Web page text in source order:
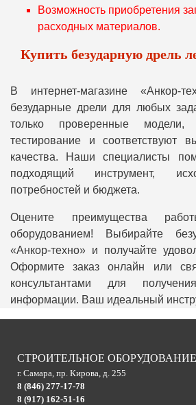
Возможность приобретения
расходных материалов.
Купить безударную дрель
В интернет-магазине «Анкор-
безударные дрели для любых
только проверенные
тестирование и соответствуют
качества. Наши специалисты
подходящий инструмент,
потребностей и бюджета.
Оцените преимущества
оборудованием! Выбирайте
«Анкор-техно» и получайте
Оформите заказ онлайн или
консультантами для
информации. Ваш идеальный
СТРОИТЕЛЬНОЕ
г. Самара, пр. Кирова, д. 255
8 (846) 277-17-78
8 (917) 162-51-16